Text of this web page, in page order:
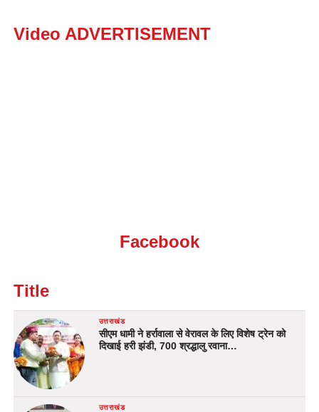
Video ADVERTISEMENT
Facebook
Title
उत्तराखंड
सीएम धामी ने हर्रावाला से वेरावल के लिए विशेष ट्रेन को
दिखाई हरी झंडी, 700 श्रद्धालु रवाना…
उत्तराखंड